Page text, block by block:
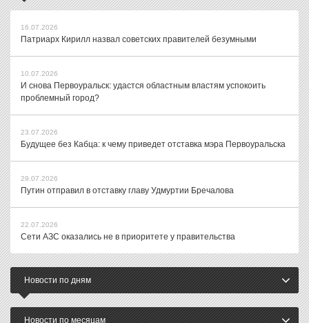
16.07.2026
Патриарх Кирилл назвал советских правителей безумными
10.07.2026
И снова Первоуральск: удастся областным властям успокоить
проблемный город?
23.07.2026
Будущее без Кабца: к чему приведет отставка мэра Первоуральска
29.07.2026
Путин отправил в отставку главу Удмуртии Бречалова
22.07.2026
Сети АЗС оказались не в приоритете у правительства
Новости по дням
Новости по месяцам